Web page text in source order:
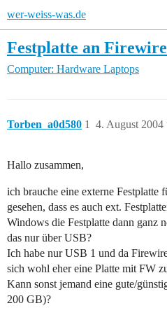
wer-weiss-was.de
Festplatte an
Computer: Hardware Laptops
Torben_a0d580 4. August 2004
1
Hallo zusammen,
ich brauche eine externe Festplatte
gesehen, dass es auch ext.
Windows die Festplatte dann ganz
das nur über USB?
Ich habe nur USB 1 und da
sich wohl eher eine Platte mit FW
Kann sonst jemand eine gute/
200 GB)?